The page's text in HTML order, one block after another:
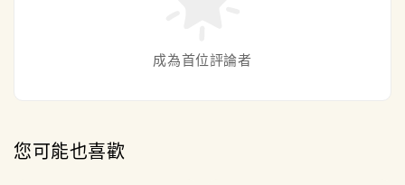
成為首位評論者
您可能也喜歡